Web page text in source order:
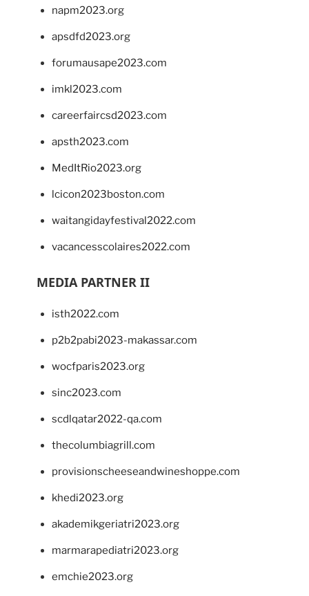
napm2023.org
apsdfd2023.org
forumausape2023.com
imkl2023.com
careerfaircsd2023.com
apsth2023.com
MedItRio2023.org
lcicon2023boston.com
waitangidayfestival2022.com
vacancesscolaires2022.com
MEDIA PARTNER II
isth2022.com
p2b2pabi2023-makassar.com
wocfparis2023.org
sinc2023.com
scdlqatar2022-qa.com
thecolumbiagrill.com
provisionscheeseandwineshoppe.com
khedi2023.org
akademikgeriatri2023.org
marmarapediatri2023.org
emchie2023.org